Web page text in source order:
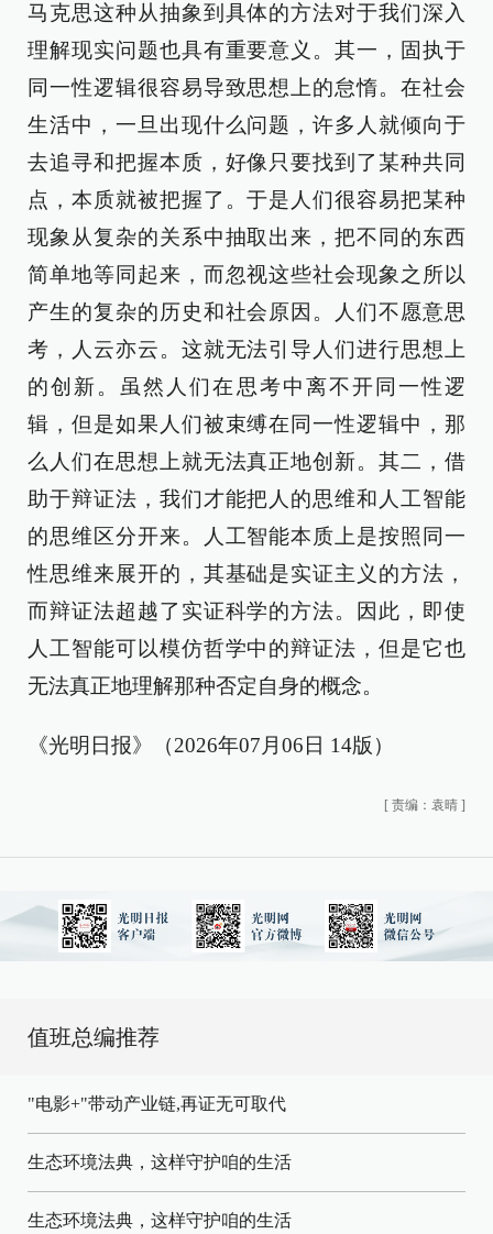
马克思这种从抽象到具体的方法对于我们深入
理解现实问题也具有重要意义。其一，固执于
同一性逻辑很容易导致思想上的怠惰。在社会
生活中，一旦出现什么问题，许多人就倾向于
去追寻和把握本质，好像只要找到了某种共同
点，本质就被把握了。于是人们很容易把某种
现象从复杂的关系中抽取出来，把不同的东西
简单地等同起来，而忽视这些社会现象之所以
产生的复杂的历史和社会原因。人们不愿意思
考，人云亦云。这就无法引导人们进行思想上
的创新。虽然人们在思考中离不开同一性逻
辑，但是如果人们被束缚在同一性逻辑中，那
么人们在思想上就无法真正地创新。其二，借
助于辩证法，我们才能把人的思维和人工智能
的思维区分开来。人工智能本质上是按照同一
性思维来展开的，其基础是实证主义的方法，
而辩证法超越了实证科学的方法。因此，即使
人工智能可以模仿哲学中的辩证法，但是它也
无法真正地理解那种否定自身的概念。
《光明日报》（2026年07月06日 14版）
[ 责编：袁晴 ]
值班总编推荐
"电影+"带动产业链,再证无可取代
生态环境法典，这样守护咱的生活
生态环境法典，这样守护咱的生活